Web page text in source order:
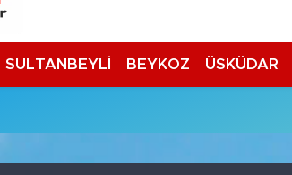
SULTANBEYLİ BEYKOZ ÜSKÜDAR